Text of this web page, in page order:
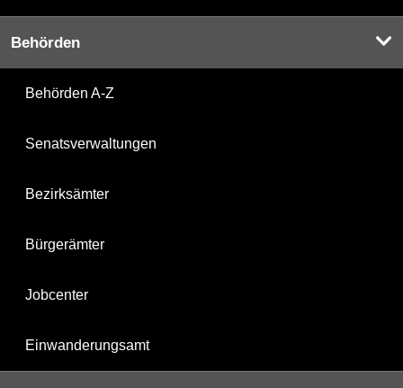
Behörden
Behörden A-Z
Senatsverwaltungen
Bezirksämter
Bürgerämter
Jobcenter
Einwanderungsamt